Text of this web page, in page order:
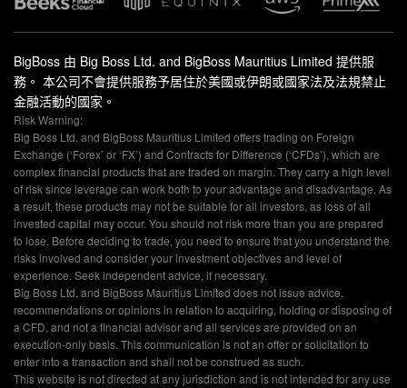
BigBoss 由 Big Boss Ltd. and BigBoss Mauritius Limited 提供服
務。 本公司不會提供服務予居住於美國或伊朗或國家法及法規禁止
金融活動的國家。
Risk Warning:
Big Boss Ltd. and BigBoss Mauritius Limited offers trading on Foreign
Exchange (‘Forex’ or ‘FX’) and Contracts for Difference (‘CFDs’), which are
complex financial products that are traded on margin. They carry a high level
of risk since leverage can work both to your advantage and disadvantage. As
a result, these products may not be suitable for all investors, as loss of all
invested capital may occur. You should not risk more than you are prepared
to lose. Before deciding to trade, you need to ensure that you understand the
risks involved and consider your investment objectives and level of
experience. Seek independent advice, if necessary.
Big Boss Ltd. and BigBoss Mauritius Limited does not issue advice,
recommendations or opinions in relation to acquiring, holding or disposing of
a CFD, and not a financial advisor and all services are provided on an
execution-only basis. This communication is not an offer or solicitation to
enter into a transaction and shall not be construed as such.
This website is not directed at any jurisdiction and is not intended for any use